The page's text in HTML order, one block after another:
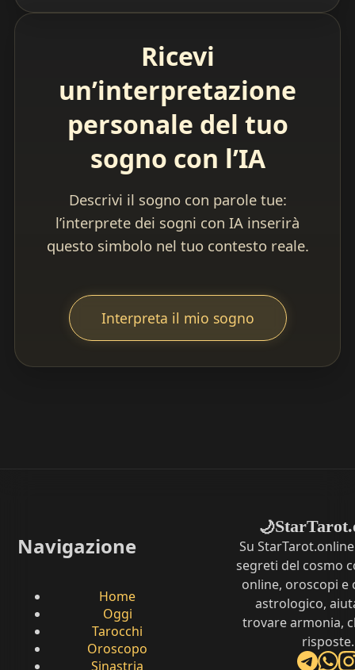
Ricevi
un’interpretazione
personale del tuo
sogno con l’IA
Descrivi il sogno con parole tue:
l’interprete dei sogni con IA inserirà
questo simbolo nel tuo contesto reale.
Interpreta il mio sogno
Navigazione
Home
Oggi
Tarocchi
Oroscopo
Sinastria
🌙
Su
segreti del cosmo
online, oroscopi e
astrologico,
trovare armonia,
risposte.